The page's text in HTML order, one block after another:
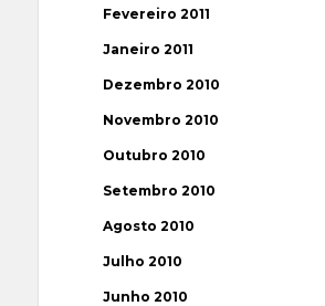
Fevereiro 2011
Janeiro 2011
Dezembro 2010
Novembro 2010
Outubro 2010
Setembro 2010
Agosto 2010
Julho 2010
Junho 2010